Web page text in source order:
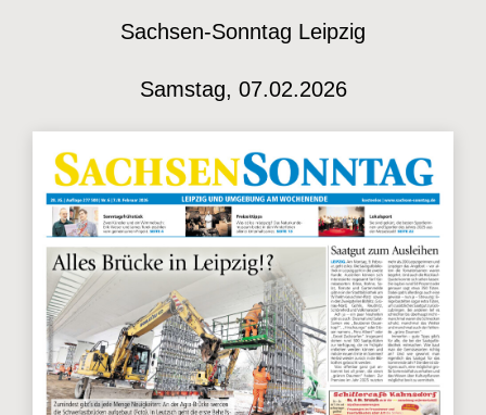
Sachsen-Sonntag Leipzig
Samstag, 07.02.2026